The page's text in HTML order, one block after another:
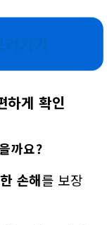
하게 확인
까요?
손해를 보장